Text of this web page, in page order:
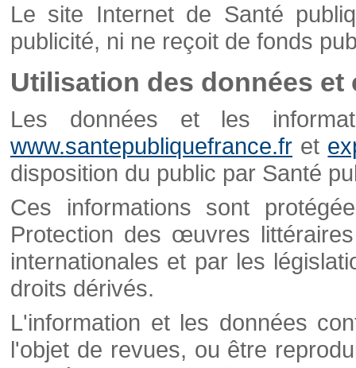
Le site Internet de Santé
publicité, ni ne reçoit de fonds
Utilisation des données et
Les données et les
www.santepubliquefrance.fr et
disposition du public par Santé
Ces informations sont
Protection des œuvres
internationales et par les
droits dérivés.
L'information et les données
l'objet de revues, ou être